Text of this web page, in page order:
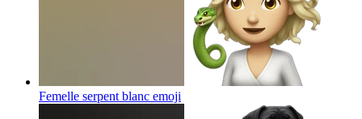
Femelle serpent blanc emoji